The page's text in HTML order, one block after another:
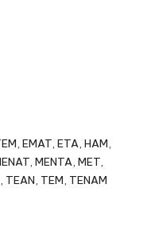
EMAT, ETA, HAM,
MENTA, MET,
TEAN, TEM, TENAM